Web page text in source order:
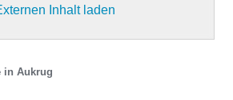
Inhalt laden
in Aukrug